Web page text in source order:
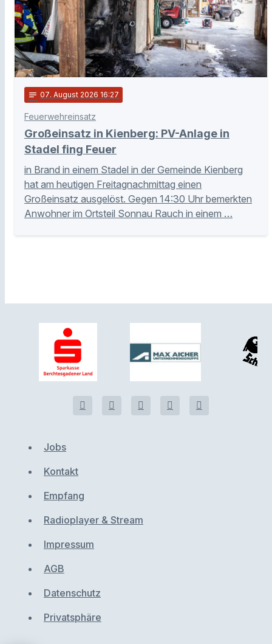
notes 07. August 2026 16:27
Feuerwehreinsatz
Großeinsatz in Kienberg: PV-Anlage in
Stadel fing Feuer
in Brand in einem Stadel in der Gemeinde Kienberg
hat am heutigen Freitagnachmittag einen
Großeinsatz ausgelöst. Gegen 14:30 Uhr bemerkten
Anwohner im Ortsteil Sonnau Rauch in einem …
Jobs
Kontakt
Empfang
Radioplayer & Stream
Impressum
AGB
Datenschutz
Privatsphäre